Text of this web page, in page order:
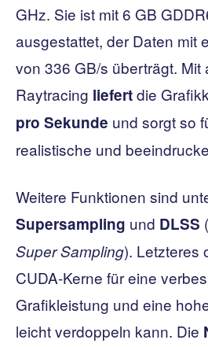
GHz. Sie ist mit 6 GB
ausgestattet, der Daten mit
von 336 GB/s überträgt. Mit
Raytracing liefertdie
pro Sekunde und sorgt so
realistische und
Weitere Funktionen sind
Supersampling und DLSS (
Super Sampling). Letzteres
CUDA-Kerne für eine
Grafikleistung und eine
leicht verdoppeln kann. Die